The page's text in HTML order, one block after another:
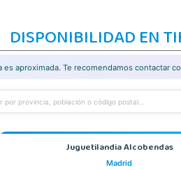
DISPONIBILIDAD EN
es aproximada. Te recomendamos contactar
Juguetilandia Alcobendas
Madrid